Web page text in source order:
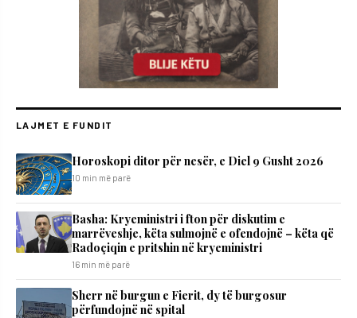
LAJMET E FUNDIT
Horoskopi ditor për nesër, e Diel 9 Gusht 2026
10 min më parë
Basha: Kryeministri i fton për diskutim e
marrëveshje, këta sulmojnë e ofendojnë – këta që
Radoçiqin e pritshin në kryeministri
16 min më parë
Sherr në burgun e Fierit, dy të burgosur
përfundojnë në spital